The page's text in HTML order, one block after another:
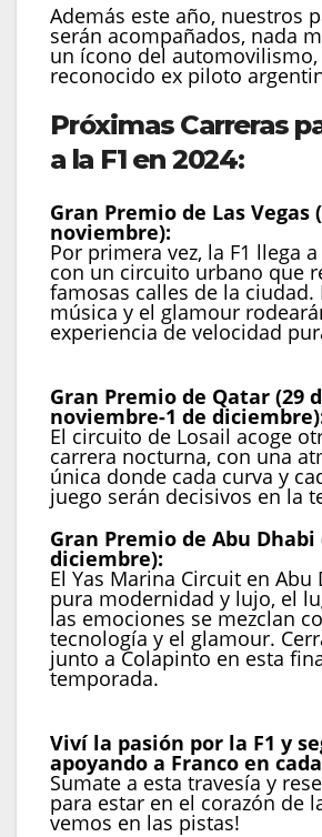
Además este año, nuestros
serán acompañados, nada
un ícono del automovilismo,
reconocido ex piloto
Próximas Carreras
a la F1 en 2024:
Gran Premio de Las Vegas
noviembre):
Por primera vez, la F1 llega a
con un circuito urbano que
famosas calles de la ciudad.
música y el glamour
experiencia de velocidad
Gran Premio de Qatar (29
noviembre-1 de
El circuito de Losail acoge
carrera nocturna, con una
única donde cada curva y
juego serán decisivos en la
Gran Premio de Abu Dhabi
diciembre):
El Yas Marina Circuit en Abu
pura modernidad y lujo, el
las emociones se mezclan
tecnología y el glamour.
junto a Colapinto en esta
temporada.
Viví la pasión por la F1 y
apoyando a Franco en
Sumate a esta travesía y
para estar en el corazón de
vemos en las pistas!